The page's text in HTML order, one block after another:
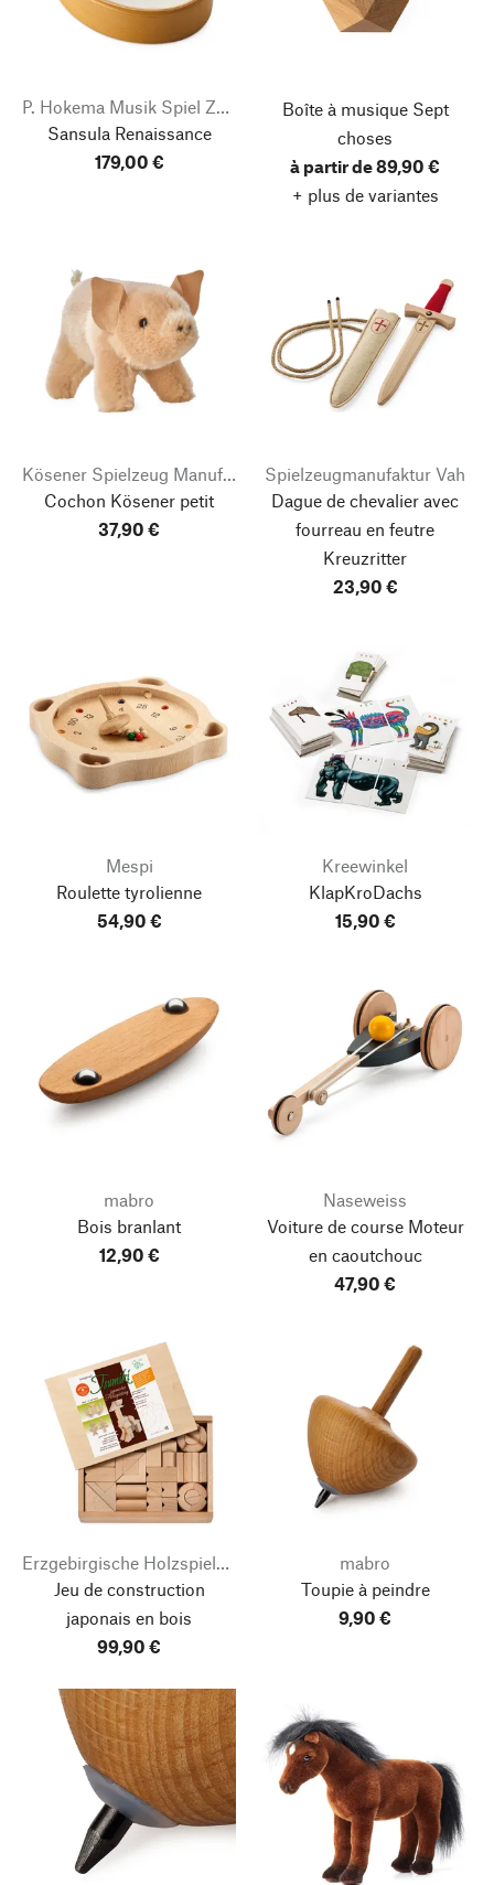
P. Hokema Musik Spiel Zeug
Sansula Renaissance
179,00 €
Boîte à musique Sept
choses
à partir de 89,90 €
+ plus de variantes
Kösener Spielzeug Manufaktur
Cochon Kösener petit
37,90 €
Spielzeugmanufaktur Vah
Dague de chevalier avec
fourreau en feutre
Kreuzritter
23,90 €
Mespi
Roulette tyrolienne
54,90 €
Kreewinkel
KlapKroDachs
15,90 €
mabro
Bois branlant
12,90 €
Naseweiss
Voiture de course Moteur
en caoutchouc
47,90 €
Erzgebirgische Holzspielwaren Ebert
Jeu de construction
japonais en bois
99,90 €
mabro
Toupie à peindre
9,90 €